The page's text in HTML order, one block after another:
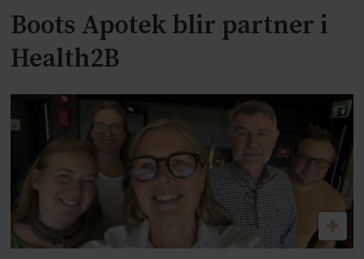
Boots Apotek blir partner i
Health2B